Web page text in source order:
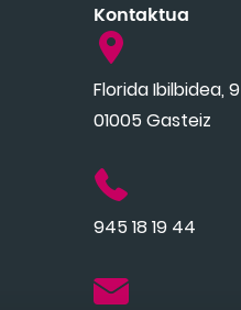
Kontaktua
Florida Ibilbidea, 9
01005 Gasteiz
945 18 19 44